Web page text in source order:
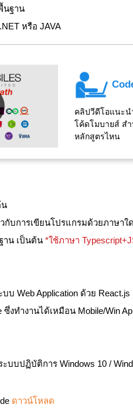
นฐาน
หรือ JAVA
คลิปวีดีโอแนะน
โค้ดโมบายส์ สำ
หลักสูตรไหน
น
กับการเขียนโปรแกรมด้วยภาษาใ
าน เป็นต้น *ใช้ภาษา
Web Application ด้วย
ซึ่งทำงานได้เหมือน Mobile/Win
บบปฏิบัติการ Windows 10 /
ดาวน์โหลด